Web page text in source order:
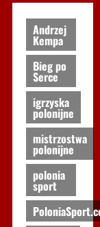
Andrzej
Kempa
Bieg po
Serce
igrzyska
polonijne
mistrzostwa
polonijne
polonia
sport